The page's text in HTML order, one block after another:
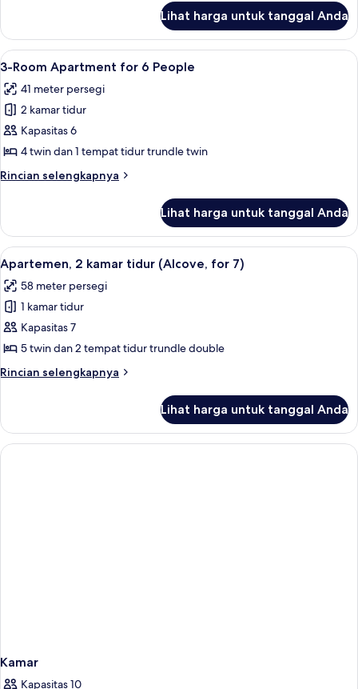
for
5/6)
Apartemen,
kamar
(Alcove,
for
5/6)
Lihat harga untuk tanggal Anda
Lihat
semua
foto
untuk
3-
Room
Apartment
for
People
Televisi 40-inci dengan saluran TV
1
3-Room Apartment for 6 People
41 meter persegi
2 kamar tidur
Kapasitas 6
4 twin dan 1 tempat tidur trundle twin
Rincian selengkapnya
Rincian
3-
Room
Apartment
for
6
People
Lihat harga untuk tanggal Anda
Lihat
semua
foto
untuk
Apartemen,
2
kamar
tidur
for
7)
Televisi 40-inci dengan saluran TV
1
Apartemen, 2 kamar tidur (Alcove, for 7)
58 meter persegi
1 kamar tidur
Kapasitas 7
5 twin dan 2 tempat tidur trundle double
Rincian selengkapnya
Rincian
Apartemen,
kamar
Lihat harga untuk tanggal Anda
Kamar
Kapasitas 10